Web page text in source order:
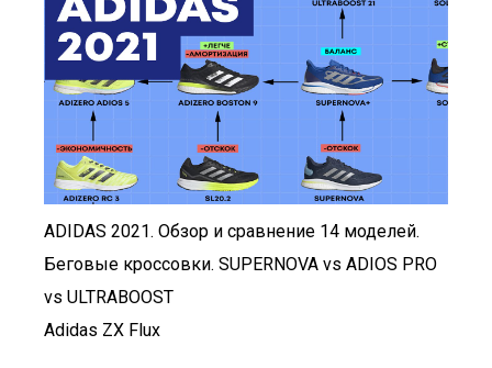
ADIDAS 2021. Обзор и сравнение 14 моделей.
Беговые кроссовки. SUPERNOVA vs ADIOS PRO
vs ULTRABOOST
Adidas ZX Flux